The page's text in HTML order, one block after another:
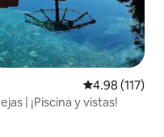
Calificación
4.98 (117)
| ¡Piscina y vistas!